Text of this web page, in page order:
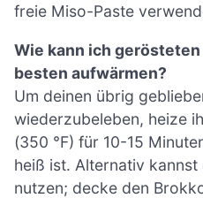
freie Miso-Paste
Wie kann ich
besten aufwärmen?
Um deinen übrig
wiederzubeleben, heize
(350 °F) für 10-15
heiß ist. Alternativ
nutzen; decke den